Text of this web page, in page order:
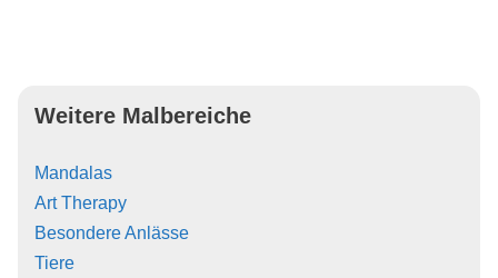
Weitere Malbereiche
Mandalas
Art Therapy
Besondere Anlässe
Tiere